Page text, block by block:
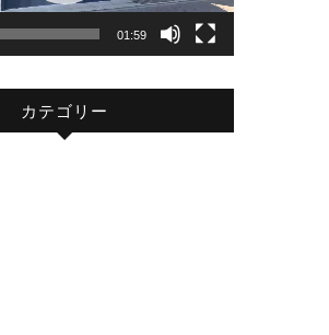
01:59
カテゴリー